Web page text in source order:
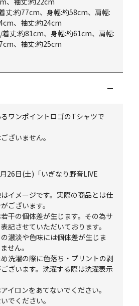
丈:約77cm、身幅:約58cm、肩幅:
、袖丈:約24cm
着丈:約81cm、身幅:約61cm、肩幅:
、袖丈:約25cm
ワンポイントロゴのTシャツで
ざいません。
26日(土)「いぎなり野音LIVE
イメージです。実際の商品とは仕
ございます。
干の個体差が生じます。その為サ
記させていただいております。
濃淡や色味には個体差が生じま
せん。
洗濯の際に色落ち・プリントの剥
ざいます。洗濯する際は洗濯表示
イロンをあてないでください。
でください。